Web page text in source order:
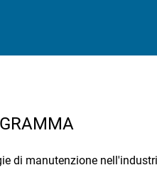
di manutenzione